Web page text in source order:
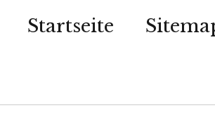
Startseite